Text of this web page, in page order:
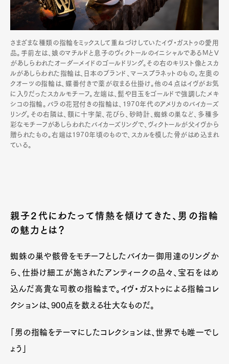
さまざまな種類の指輪をミックスして重ねづけしていたイヴ・ガストゥの愛用
品。手前左は、娘のマチルドと息子のヴィクトールのイニシャルであるMとV
があしらわれたオーダーメイドのゴールドリング。その右のキリスト像とスカ
ルがあしらわれた指輪は、日本のブランド、マースプラネットのもの。左奥の
クオーツの指輪は、蝶番付きで薬が収まる仕掛け。他の４点はイヴがお気
に入りだったスカルモチーフ。左端は、髭や目玉をゴールドで強調したメキ
シコの指輪。バラの花冠付きの指輪は、1970年代のアメリカのバイカーズ
リング。その右隣は、額に十字架、花びら、砂時計、蜘蛛の巣など、多種多
彩なモチーフがあしらわれたバイカーズリングで、ヴィクトールが父イヴから
贈られたもの。右端は1970年頃のもので、スカルを模した骨がはめ込まれ
ている。
親子2代にわたって情熱を傾けてきた、男の指輪
の魅力とは？
蜘蛛の巣や骸骨をモチーフとしたバイカー御用達のリングか
ら、仕掛け細工が施されたアンティークの品々、宝石をはめ
込んだ高貴な司教の指輪まで。イヴ・ガストゥによる指輪コレ
クションは、900点を数える壮大なものだ。
「男の指輪をテーマにしたコレクションは、世界でも唯一でし
ょう」